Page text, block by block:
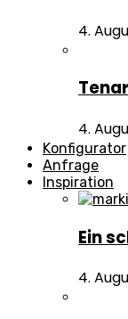
4.
4.
Konfigurator
Anfrage
Inspiration
Ein
4.